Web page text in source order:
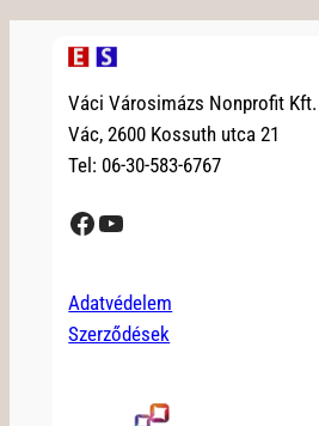
Váci Városimázs Nonprofit Kft.
Vác, 2600 Kossuth utca 21
Tel: 06-30-583-6767
Facebook YouTube
Adatvédelem
Szerződések